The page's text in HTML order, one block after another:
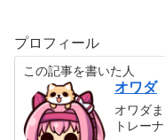
プロフィール
この記事を書いた人
オワダ
オワダ
トレー